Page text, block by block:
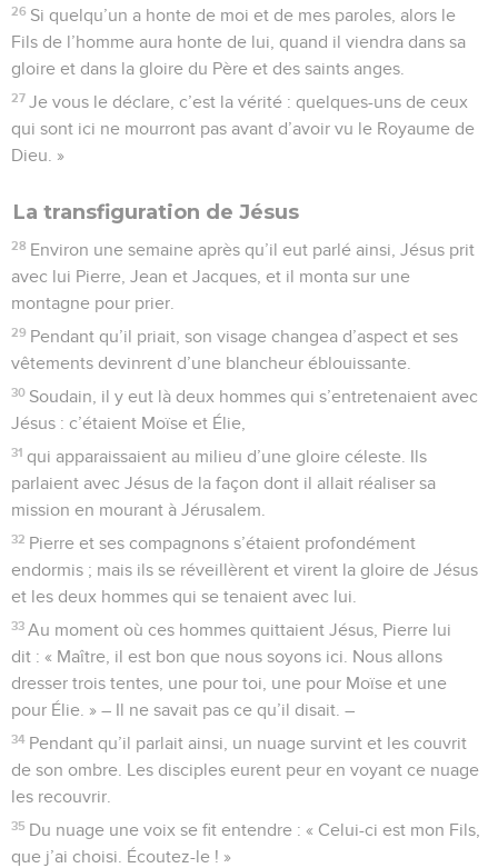
26 Si quelqu’un a honte de moi et de mes paroles, alors le
Fils de l’homme aura honte de lui, quand il viendra dans sa
gloire et dans la gloire du Père et des saints anges.
27 Je vous le déclare, c’est la vérité : quelques-uns de ceux
qui sont ici ne mourront pas avant d’avoir vu le Royaume de
Dieu. »
La transfiguration de Jésus
28 Environ une semaine après qu’il eut parlé ainsi, Jésus prit
avec lui Pierre, Jean et Jacques, et il monta sur une
montagne pour prier.
29 Pendant qu’il priait, son visage changea d’aspect et ses
vêtements devinrent d’une blancheur éblouissante.
30 Soudain, il y eut là deux hommes qui s’entretenaient avec
Jésus : c’étaient Moïse et Élie,
31 qui apparaissaient au milieu d’une gloire céleste. Ils
parlaient avec Jésus de la façon dont il allait réaliser sa
mission en mourant à Jérusalem.
32 Pierre et ses compagnons s’étaient profondément
endormis ; mais ils se réveillèrent et virent la gloire de Jésus
et les deux hommes qui se tenaient avec lui.
33 Au moment où ces hommes quittaient Jésus, Pierre lui
dit : « Maître, il est bon que nous soyons ici. Nous allons
dresser trois tentes, une pour toi, une pour Moïse et une
pour Élie. » – Il ne savait pas ce qu’il disait. –
34 Pendant qu’il parlait ainsi, un nuage survint et les couvrit
de son ombre. Les disciples eurent peur en voyant ce nuage
les recouvrir.
35 Du nuage une voix se fit entendre : « Celui-ci est mon Fils,
que j’ai choisi. Écoutez-le ! »